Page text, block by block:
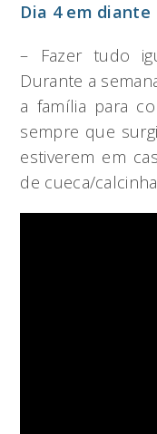
Dia 4 em diante
– Fazer tudo
Durante a
a família para
sempre que
estiverem em
de cueca/